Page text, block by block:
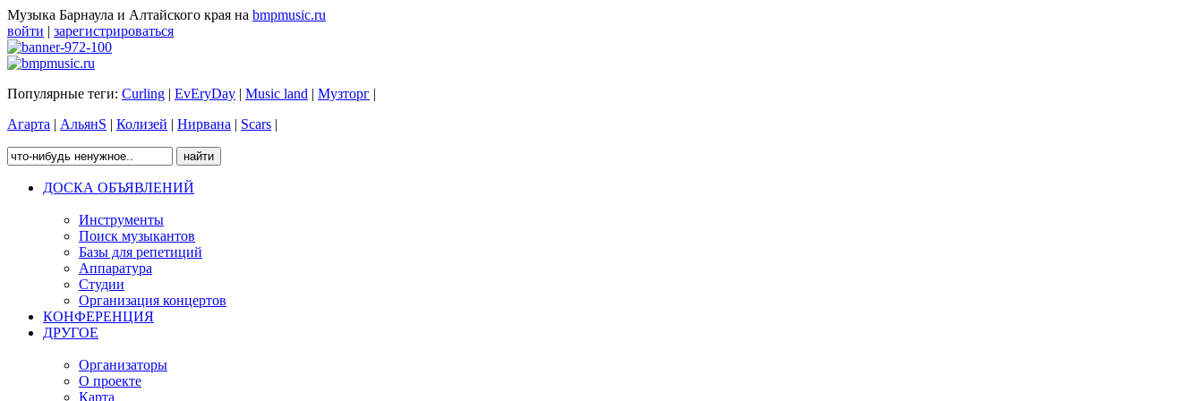
Музыка Барнаула и Алтайского края на bmpmusic.ru
войти | зарегистрироваться
Популярные теги: Curling | EvEryDay | Music land | Музторг |
Агарта | АльянS | Колизей | Нирвана | Scars |
ДОСКА ОБЪЯВЛЕНИЙ
Инструменты
Поиск музыкантов
Базы для репетиций
Аппаратура
Студии
Организация концертов
КОНФЕРЕНЦИЯ
ДРУГОЕ
Организаторы
О проекте
Карта